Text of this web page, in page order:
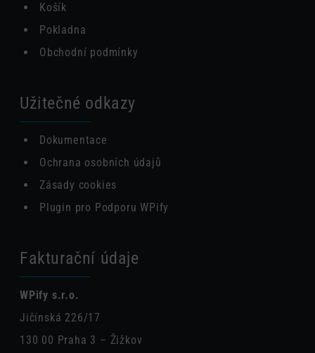
Košík
Pokladna
Obchodní podmínky
Užitečné odkazy
Dokumentace
Ochrana osobních údajů
Zásady cookies
Plugin pro Podporu WPify
Fakturační údaje
WPify s.r.o.
Jičínská 226/17
130 00 Praha 3 – Žižkov